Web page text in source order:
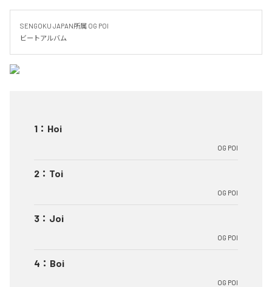
SENGOKU JAPAN所属 OG POI
ビートアルバム
1 ： Hoi
OG POI
2 ： Toi
OG POI
3 ： Joi
OG POI
4 ： Boi
OG POI